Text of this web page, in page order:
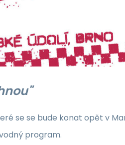
se se bude konat opět v
program.